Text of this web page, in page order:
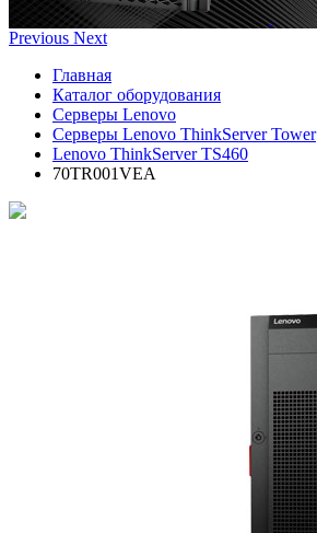
Previous Next
Главная
Каталог оборудования
Серверы Lenovo
Серверы Lenovo ThinkServer Tower
Lenovo ThinkServer TS460
70TR001VEA